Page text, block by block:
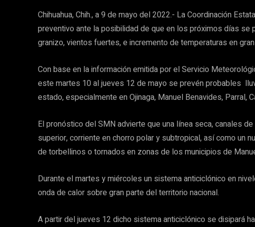
Chihuahua, Chih., a 9 de mayo del 2022.- La Coordinación
preventivo ante la posibilidad de que en los próximos días se
granizo, vientos fuertes, e incremento de temperaturas en
Con base en la información emitida por el Servicio
este martes 10 al jueves 12 de mayo se prevén probables
estado, especialmente en Ojinaga, Manuel Benavides, Parral,
El pronóstico del SMN advierte que una línea seca, canales
superior, corriente en chorro polar y subtropical, así como un
de torbellinos o tornados en zonas de los municipios de
Durante el martes y miércoles un sistema anticiclónico en
onda de calor sobre gran parte del territorio nacional.
A partir del jueves 12 dicho sistema anticiclónico se disipará